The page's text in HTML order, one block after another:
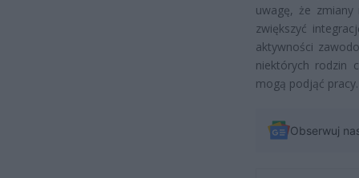
uwagę, że
zwiększyć
aktywności
niektórych rodzin
mogą podjąć pracy.
Obserwuj